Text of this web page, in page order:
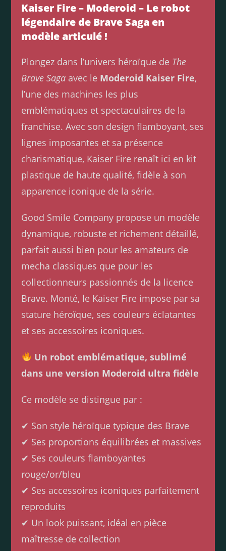
Kaiser Fire – Moderoid – Le robot
légendaire de Brave Saga en
modèle articulé !
Plongez dans l’univers héroïque de The
Brave Saga avec le Moderoid Kaiser Fire,
l’une des machines les plus
emblématiques et spectaculaires de la
franchise. Avec son design flamboyant, ses
lignes imposantes et sa présence
charismatique, Kaiser Fire renaît ici en kit
plastique de haute qualité, fidèle à son
apparence iconique de la série.
Good Smile Company propose un modèle
dynamique, robuste et richement détaillé,
parfait aussi bien pour les amateurs de
mecha classiques que pour les
collectionneurs passionnés de la licence
Brave. Monté, le Kaiser Fire impose par sa
stature héroïque, ses couleurs éclatantes
et ses accessoires iconiques.
Un robot emblématique, sublimé
dans une version Moderoid ultra fidèle
Ce modèle se distingue par :
✔ Son style héroïque typique des Brave
✔ Ses proportions équilibrées et massives
✔ Ses couleurs flamboyantes
rouge/or/bleu
✔ Ses accessoires iconiques parfaitement
reproduits
✔ Un look puissant, idéal en pièce
maîtresse de collection